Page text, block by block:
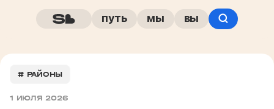
путь мы вы
# РАЙОНЫ
1 ИЮЛЯ 2026